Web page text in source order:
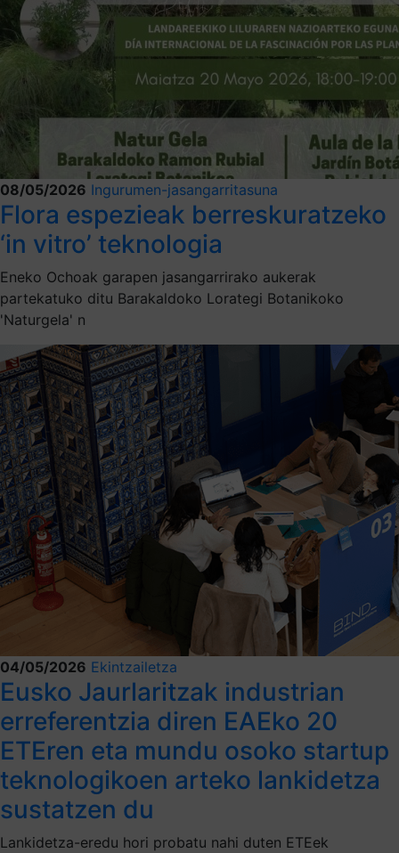
08/05/2026 Ingurumen-jasangarritasuna
Flora espezieak berreskuratzeko
‘in vitro’ teknologia
Eneko Ochoak garapen jasangarrirako aukerak
partekatuko ditu Barakaldoko Lorategi Botanikoko
'Naturgela' n
04/05/2026 Ekintzailetza
Eusko Jaurlaritzak industrian
erreferentzia diren EAEko 20
ETEren eta mundu osoko startup
teknologikoen arteko lankidetza
sustatzen du
Lankidetza-eredu hori probatu nahi duten ETEek